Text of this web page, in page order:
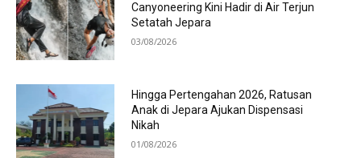
Canyoneering Kini Hadir di Air Terjun
Setatah Jepara
03/08/2026
Hingga Pertengahan 2026, Ratusan
Anak di Jepara Ajukan Dispensasi
Nikah
01/08/2026